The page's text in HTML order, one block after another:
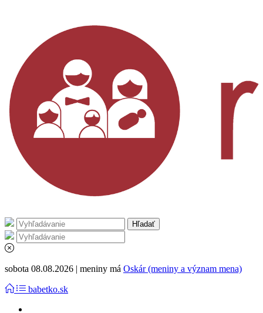
sobota 08.08.2026 | meniny má Oskár (meniny a význam mena)
babetko.sk